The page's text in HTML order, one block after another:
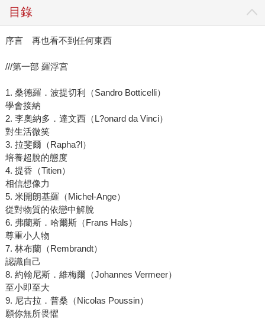
目錄
序言 再也看不到任何東西
///第一部 羅浮宮
1. 桑德羅．波提切利（Sandro Botticelli）
學會接納
2. 李奧納多．達文西（L?onard da Vinci）
對生活微笑
3. 拉斐爾（Rapha?l）
培養超脫的態度
4. 提香（Titien）
相信想像力
5. 米開朗基羅（Michel-Ange）
從對物質的依戀中解脫
6. 弗蘭斯．哈爾斯（Frans Hals）
尊重小人物
7. 林布蘭（Rembrandt）
認識自己
8. 約翰尼斯．維梅爾（Johannes Vermeer）
至小即至大
9. 尼古拉．普桑（Nicolas Poussin）
願你無所畏懼